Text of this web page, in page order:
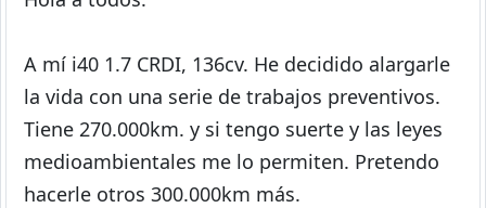
A mí i40 1.7 CRDI, 136cv. He decidido alargarle
la vida con una serie de trabajos preventivos.
Tiene 270.000km. y si tengo suerte y las leyes
medioambientales me lo permiten. Pretendo
hacerle otros 300.000km más.